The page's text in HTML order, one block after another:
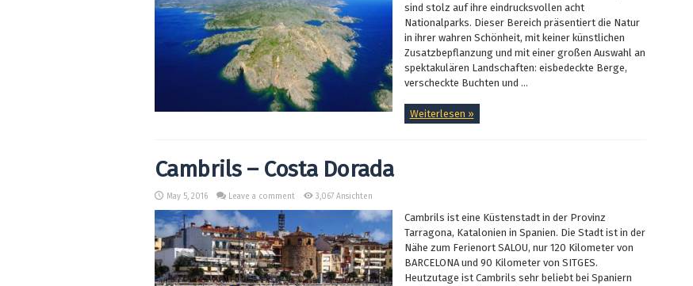
sind stolz auf ihre eindrucksvollen acht
Nationalparks. Dieser Bereich präsentiert die Natur
in ihrer wahren Schönheit, mit keiner künstlichen
Zusatzbepflanzung und mit einer großen Auswahl an
spektakulären Landschaften: eisbedeckte Berge,
verscheckte Buchten und ...
Weiterlesen »
Cambrils – Costa Dorada
May 5, 2016 Leave a comment 3,067 Ansichten
Cambrils ist eine Küstenstadt in der Provinz
Tarragona, Katalonien in Spanien. Die Stadt ist in der
Nähe zum Ferienort SALOU, nur 120 Kilometer von
BARCELONA und 90 Kilometer von SITGES.
Heutzutage ist Cambrils sehr beliebt bei Spaniern